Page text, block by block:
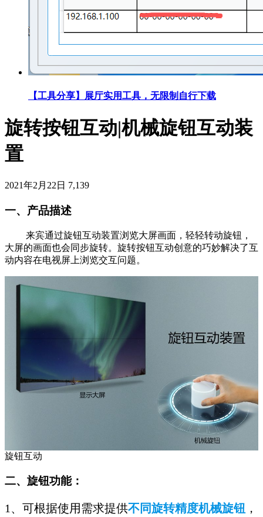
【工具分享】展厅实用工具，无限制自行下载
旋转按钮互动|机械旋钮互动装
置
2021年2月22日 7,139
一、产品描述
来宾通过旋钮互动装置浏览大屏画面，轻轻转动旋钮，
大屏的画面也会同步旋转。旋转按钮互动创意的巧妙解决了互
动内容在电视屏上浏览交互问题。
旋钮互动
二、 旋钮功能：
1、可根据使用需求提供不同旋转精度机械旋钮 ，